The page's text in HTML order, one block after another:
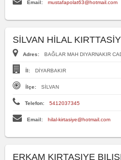
Email: mustafapolat63@hotmail.com
SİLVAN HİLAL
Adres: BAĞLAR MAH DIYARNAKIR
İl: DİYARBAKIR
İlçe: SİLVAN
Telefon: 5412037345
Email: hilal-kirtasiye@hotmail.com
ERKAM KIRTASIYE